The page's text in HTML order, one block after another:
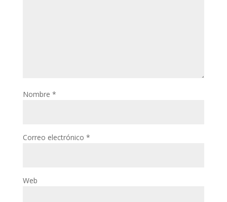
Nombre *
Correo electrónico *
Web